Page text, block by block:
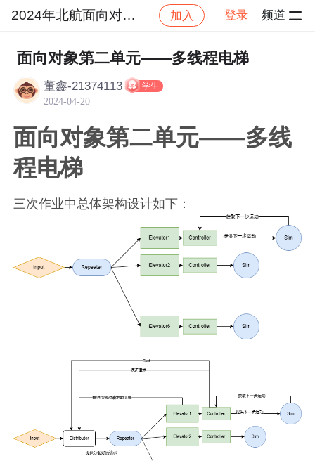
2024年北航面向对象设计与构造 加入 登录 频道
社区 2024年北航面向对象设计与构造
面向对象第二单元——多线程电梯
董鑫-21374113 学生
2024-04-20
面向对象第二单元——多线
程电梯
三次作业中总体架构设计如下：